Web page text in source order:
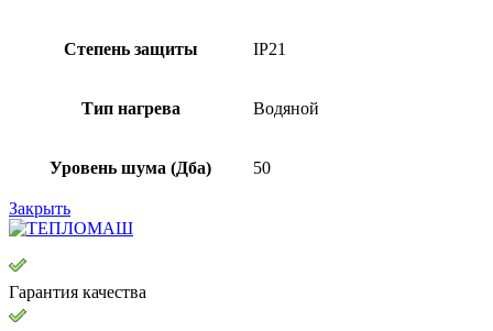
Степень защиты IP21
Тип нагрева Водяной
Уровень шума (Дба) 50
Закрыть
Гарантия качества